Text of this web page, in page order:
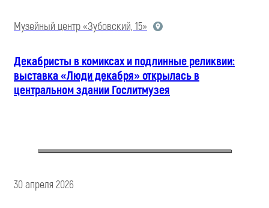
Музейный центр «Зубовский, 15»
Декабристы в комиксах и подлинные реликвии:
выставка «Люди декабря» открылась в
центральном здании Гослитмузея
30 апреля 2026